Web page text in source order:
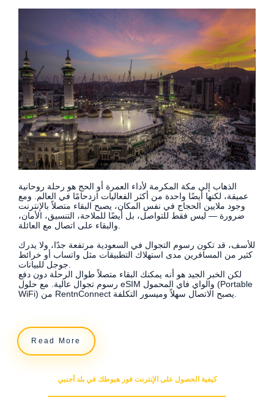
الذهاب إلى مكة المكرمة لأداء العمرة أو الحج هو رحلة روحانية
عميقة، لكنها أيضًا واحدة من أكثر الفعاليات ازدحامًا في العالم. ومع
وجود ملايين الحجاج في نفس المكان، يصبح البقاء متصلاً بالإنترنت
ضرورة — ليس فقط للتواصل، بل أيضًا للملاحة، التنسيق، الأمان،
للأسف، قد تكون رسوم التجوال في السعودية مرتفعة جدًا، ولا يدرك
كثير من المسافرين مدى استهلاك التطبيقات مثل واتساب أو خرائط
لكن الخبر الجيد هو أنه يمكنك البقاء متصلاً طوال الرحلة دون دفع
رسوم تجوال عالية. مع حلول eSIM والواي فاي المحمول (Portable
Read More
كيفية الحصول على الإنترنت فور هبوطك في بلد أجنبي